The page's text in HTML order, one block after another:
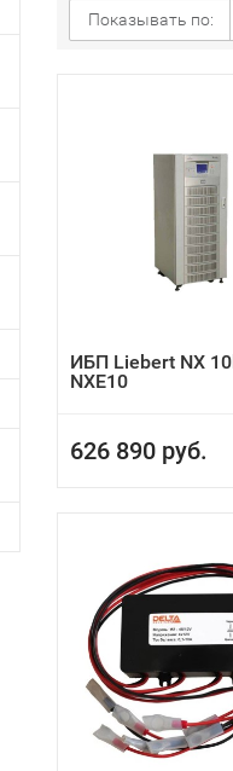
Показывать по:
ИБП Liebert NX
NXE10
626 890 руб.